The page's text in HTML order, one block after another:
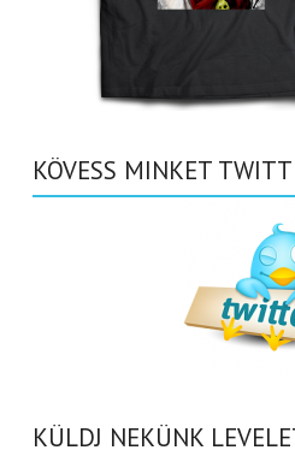
KÖVESS MINKET
KÜLDJ NEKÜNK